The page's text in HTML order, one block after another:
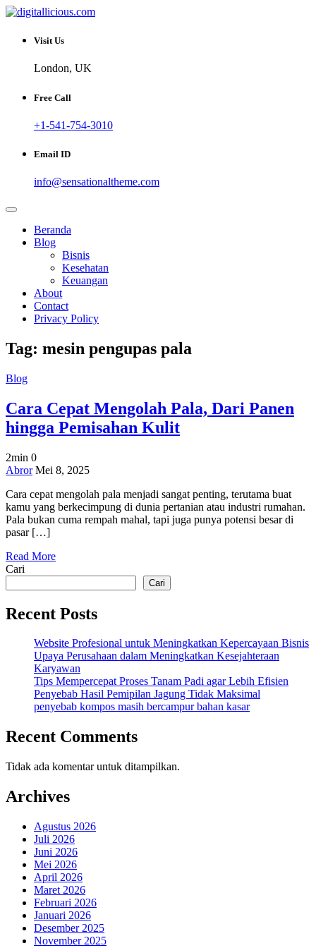
Skip
content
digitallicious.com
Sharing Digital Information
Visit Us
London, UK
Free Call
+1-541-754-3010
Email ID
info@sensationaltheme.com
Beranda
Blog
Bisnis
Kesehatan
Keuangan
About
Contact
Privacy Policy
Tag: mesin pengupas pala
Blog
Cara Cepat Mengolah Pala, Dari Panen
hingga Pemisahan Kulit
2min 0
on
Cepat
Mengolah
Pala,
Dari
hingga
Pemisahan
Abror Mei 8, 2025
Cara cepat mengolah pala menjadi sangat penting, terutama buat
kamu yang berkecimpung di dunia pertanian atau industri rumahan.
Pala bukan cuma rempah mahal, tapi juga punya potensi besar di
pasar […]
Read More
Cari
Cari
Recent Posts
Website Profesional untuk Meningkatkan Kepercayaan Bisnis
Upaya Perusahaan dalam Meningkatkan Kesejahteraan
Karyawan
Tips Mempercepat Proses Tanam Padi agar Lebih Efisien
Penyebab Hasil Pemipilan Jagung Tidak Maksimal
penyebab kompos masih bercampur bahan kasar
Recent Comments
Tidak ada komentar untuk ditampilkan.
Archives
Agustus 2026
Juli 2026
Juni 2026
Mei 2026
April 2026
Maret 2026
Februari 2026
Januari 2026
Desember 2025
November 2025